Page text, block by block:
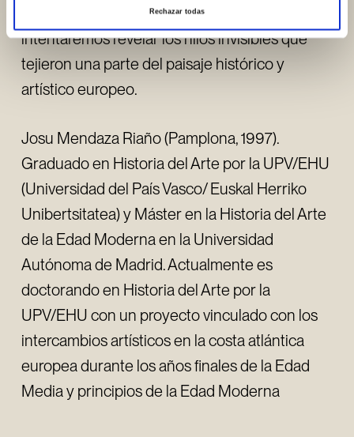
Rechazar todas
origen extranjero. A través de ellos
intentaremos revelar los hilos invisibles que
tejieron una parte del paisaje histórico y
artístico europeo.
Josu Mendaza Riaño (Pamplona, 1997).
Graduado en Historia del Arte por la UPV/EHU
(Universidad del País Vasco/ Euskal Herriko
Unibertsitatea) y Máster en la Historia del Arte
de la Edad Moderna en la Universidad
Autónoma de Madrid. Actualmente es
doctorando en Historia del Arte por la
UPV/EHU con un proyecto vinculado con los
intercambios artísticos en la costa atlántica
europea durante los años finales de la Edad
Media y principios de la Edad Moderna